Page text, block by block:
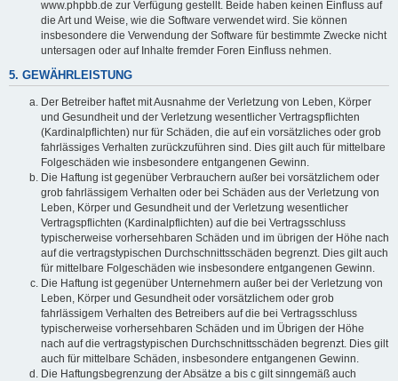
www.phpbb.de zur Verfügung gestellt. Beide haben keinen Einfluss auf
die Art und Weise, wie die Software verwendet wird. Sie können
insbesondere die Verwendung der Software für bestimmte Zwecke nicht
untersagen oder auf Inhalte fremder Foren Einfluss nehmen.
5. GEWÄHRLEISTUNG
Der Betreiber haftet mit Ausnahme der Verletzung von Leben, Körper
und Gesundheit und der Verletzung wesentlicher Vertragspflichten
(Kardinalpflichten) nur für Schäden, die auf ein vorsätzliches oder grob
fahrlässiges Verhalten zurückzuführen sind. Dies gilt auch für mittelbare
Folgeschäden wie insbesondere entgangenen Gewinn.
Die Haftung ist gegenüber Verbrauchern außer bei vorsätzlichem oder
grob fahrlässigem Verhalten oder bei Schäden aus der Verletzung von
Leben, Körper und Gesundheit und der Verletzung wesentlicher
Vertragspflichten (Kardinalpflichten) auf die bei Vertragsschluss
typischerweise vorhersehbaren Schäden und im übrigen der Höhe nach
auf die vertragstypischen Durchschnittsschäden begrenzt. Dies gilt auch
für mittelbare Folgeschäden wie insbesondere entgangenen Gewinn.
Die Haftung ist gegenüber Unternehmern außer bei der Verletzung von
Leben, Körper und Gesundheit oder vorsätzlichem oder grob
fahrlässigem Verhalten des Betreibers auf die bei Vertragsschluss
typischerweise vorhersehbaren Schäden und im Übrigen der Höhe
nach auf die vertragstypischen Durchschnittsschäden begrenzt. Dies gilt
auch für mittelbare Schäden, insbesondere entgangenen Gewinn.
Die Haftungsbegrenzung der Absätze a bis c gilt sinngemäß auch